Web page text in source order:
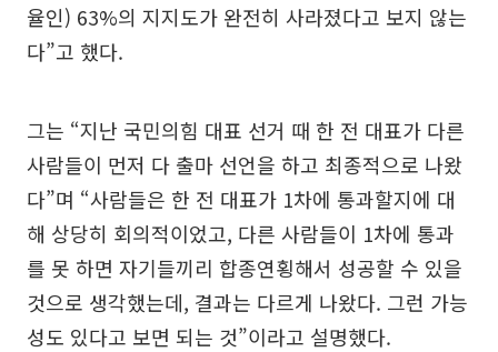
율인) 63%의 지지도가 완전히 사라졌다고 보지 않는
다”고 했다.
그는 “지난 국민의힘 대표 선거 때 한 전 대표가 다른
사람들이 먼저 다 출마 선언을 하고 최종적으로 나왔
다”며 “사람들은 한 전 대표가 1차에 통과할지에 대
해 상당히 회의적이었고, 다른 사람들이 1차에 통과
를 못 하면 자기들끼리 합종연횡해서 성공할 수 있을
것으로 생각했는데, 결과는 다르게 나왔다. 그런 가능
성도 있다고 보면 되는 것”이라고 설명했다.